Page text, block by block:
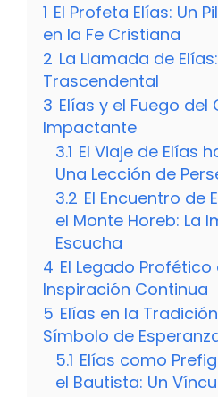
1 El Profeta Elías: Un
en la Fe Cristiana
2 La Llamada de
Trascendental
3 Elías y el Fuego del
Impactante
3.1 El Viaje de Elías
Una Lección de
3.2 El Encuentro de
el Monte Horeb: La
Escucha
4 El Legado Profético
Inspiración Continua
5 Elías en la
Símbolo de
5.1 Elías como
el Bautista: Un